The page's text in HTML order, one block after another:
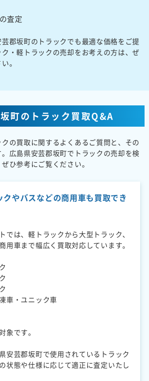
査定
郡坂町のトラックでも最適な価格をご提
・軽トラックの売却をお考えの方は、ぜ
。
町のトラック買取Q&A
の買取に関するよくあるご質問と、その
広島県安芸郡坂町でトラックの売却を検
ひ参考にご覧ください。
クやバスなどの商用車も買取でき
では、軽トラックから大型トラック、
用車まで幅広く買取対応しています。
車・ユニック車
象です。
安芸郡坂町で使用されているトラック
状態や仕様に応じて適正に査定いたし